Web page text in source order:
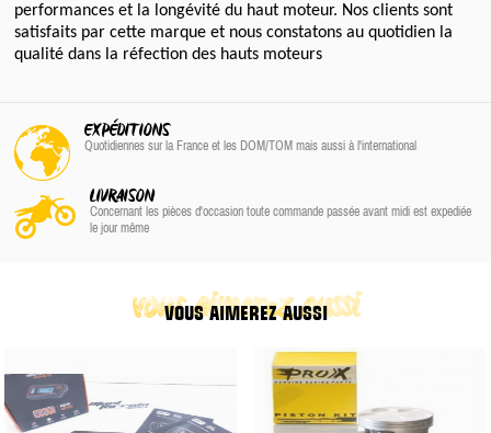
performances et la longévité du haut moteur. Nos clients sont
satisfaits par cette marque et nous constatons au quotidien la
qualité dans la réfection des hauts moteurs
EXPÉDITIONS
Quotidiennes sur la Franceet les DOM/TOM mais aussi à l'international
LIVRAISON
Concernant les pièces d'occasion toute commande passée avant midi est expediée
le jour même
VOUS AIMEREZ AUSSI
vous aimerez aussi